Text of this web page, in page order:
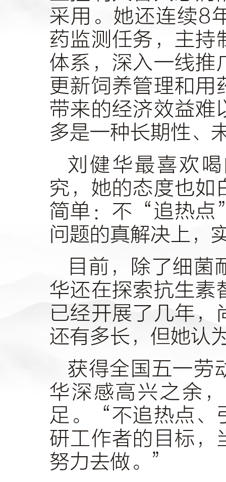
采用。她还连续8
药监测任务，主持
体系，深入一线推
更新饲养管理和用
带来的经济效益难
多是一种长期性、
刘健华最喜欢
究，她的态度也如
简单：不“追热点
问题的真解决上，
目前，除了细菌
华还在探索抗生素
已经开展了几年，
还有多长，但她认
获得全国五一劳
华深感高兴之余
足。“不追热点、
研工作者的目标，
努力去做。”